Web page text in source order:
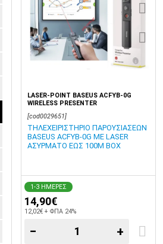
LASER-POINT BASEUS ACFYB-0G
WIRELESS PRESENTER
[cod0029651]
ΤΗΛΕΧΕΙΡΙΣΤΗΡΙΟ ΠΑΡΟΥΣΙΑΣΕΩΝ
BASEUS ACFYB-0G ΜΕ LASER
ΑΣΥΡΜΑΤΟ ΕΩΣ 100M BOX
1-3 ΗΜΕΡΕΣ
14,90€
12,02€ + ΦΠΑ 24%
− +